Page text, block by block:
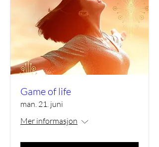
Game of life
man. 21. juni
Mer informasjon